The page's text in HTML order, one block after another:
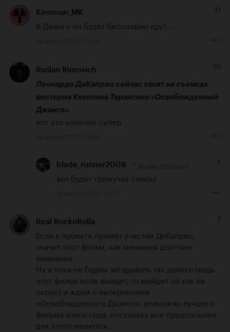
Kinoman_MK 11
В Джанго он будет бесспорно крут...
Ruslan Rimovich 10
Леонардо ДиКаприо сейчас занят на съемках
вестерна Квентина Тарантино «Освобожденный
Джанго».
вот это конечно супер
blade_runner2008 2
вот будет гремучая смесь)
Real RocknRolla 7
Если в проекте примет участие ДиКаприо,
значит этот фильм, как минимум достоин
внимания.
Ну а пока не будим загадывать так далеко (ведь
этот фильм если выйдет, то выйдет ой как не
скоро) и ждем с нетерпением
«Освобожденного Джанго», возможно лучшего
фильма этого года, поскольку все предпосылки
для этого имеются.